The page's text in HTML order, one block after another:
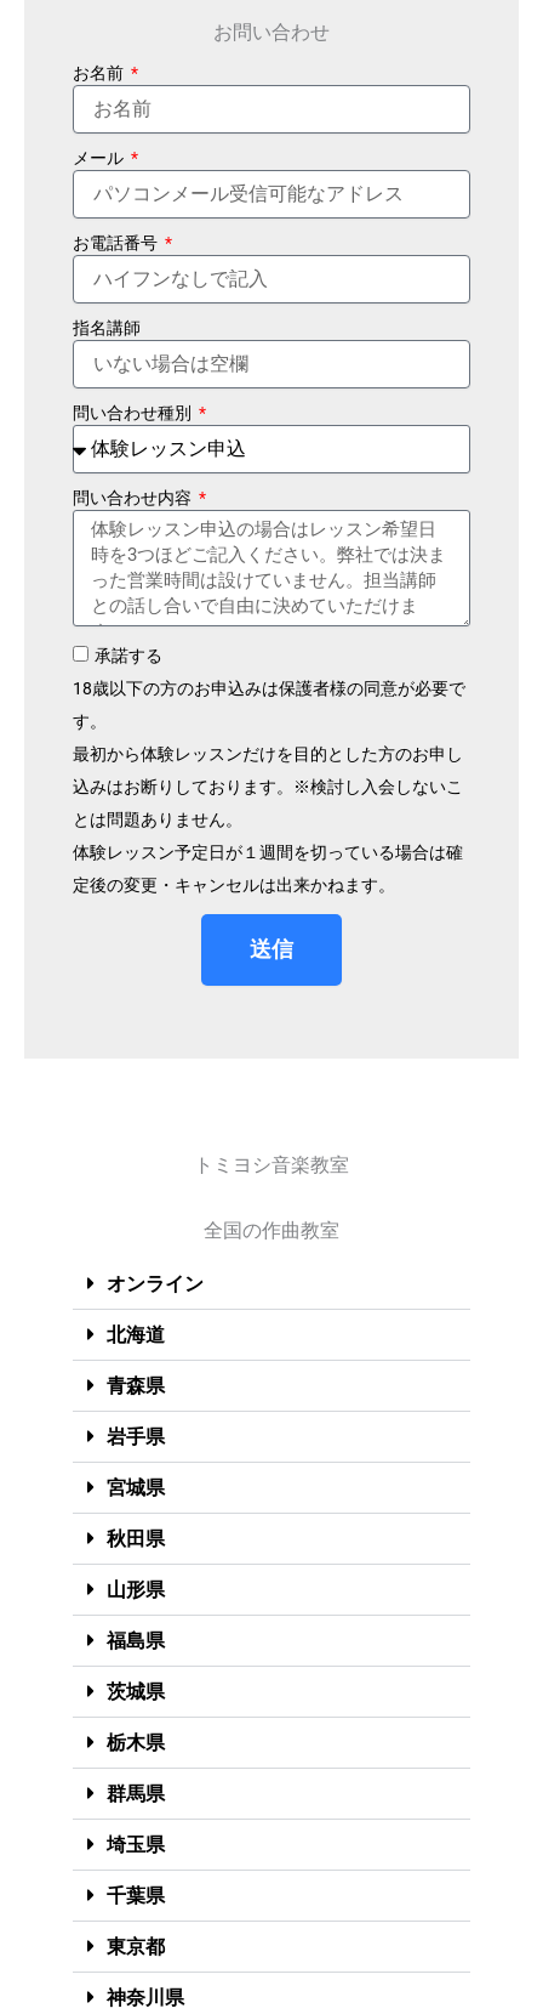
お問い合わせ
お名前
メール
お電話番号
指名講師
問い合わせ種別
問い合わせ内容
承諾する
18歳以下の方のお申込みは保護者様の同意が必要で
す。
最初から体験レッスンだけを目的とした方のお申し
込みはお断りしております。※検討し入会しないこ
とは問題ありません。
体験レッスン予定日が１週間を切っている場合は確
定後の変更・キャンセルは出来かねます。
送信
トミヨシ音楽教室
全国の作曲教室
オンライン
北海道
青森県
岩手県
宮城県
秋田県
山形県
福島県
茨城県
栃木県
群馬県
埼玉県
千葉県
東京都
神奈川県